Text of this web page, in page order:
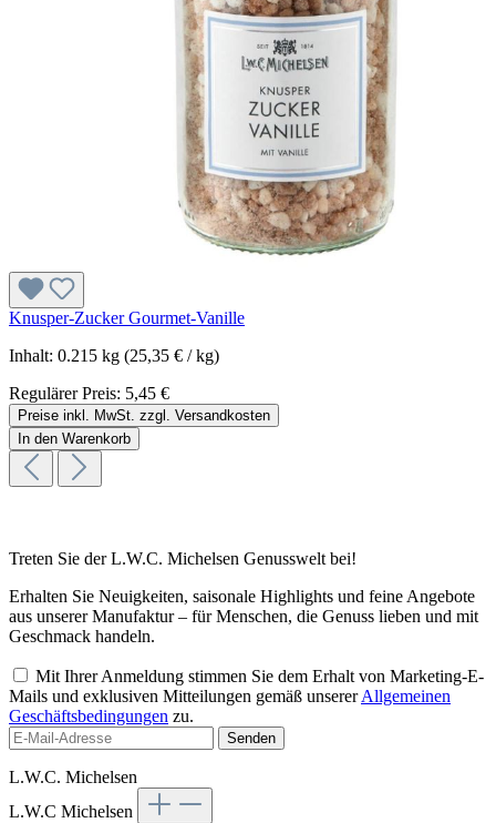
Knusper-Zucker Gourmet-Vanille
Inhalt: 0.215 kg (25,35 € / kg)
Regulärer Preis: 5,45 €
Preise inkl. MwSt. zzgl. Versandkosten
In den Warenkorb
Treten Sie der L.W.C. Michelsen Genusswelt bei!
Erhalten Sie Neuigkeiten, saisonale Highlights und feine Angebote
aus unserer Manufaktur – für Menschen, die Genuss lieben und mit
Geschmack handeln.
Mit Ihrer Anmeldung stimmen Sie dem Erhalt von Marketing-E-
Mails und exklusiven Mitteilungen gemäß unsererAllgemeinen
Geschäftsbedingungen zu.
Senden
L.W.C. Michelsen
L.W.C Michelsen